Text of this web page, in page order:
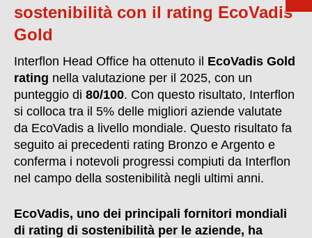
sostenibilità con il rating EcoVadis
Gold
Interflon Head Office ha ottenuto il EcoVadis Gold
rating nella valutazione per il 2025, con un
punteggio di 80/100. Con questo risultato, Interflon
si colloca tra il 5% delle migliori aziende valutate
da EcoVadis a livello mondiale. Questo risultato fa
seguito ai precedenti rating Bronzo e Argento e
conferma i notevoli progressi compiuti da Interflon
nel campo della sostenibilità negli ultimi anni.
EcoVadis, uno dei principali fornitori mondiali
di rating di sostenibilità per le aziende, ha